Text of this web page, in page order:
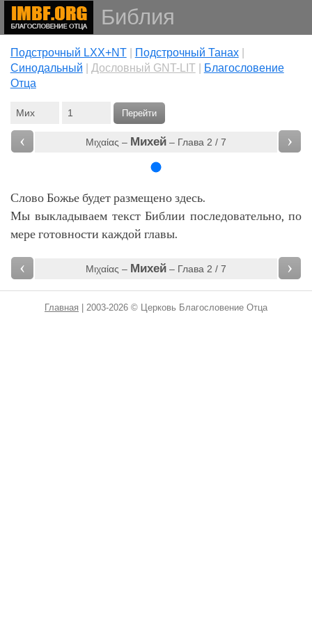
Библия
Подстрочный LXX+NT| Подстрочный Танах|
Cинодальный
Дословный GNT-LIT|
Благословение
Отца
Перейти
‹ Μιχαίας – Михей– Глава 2 / 7 ›
Слово Божье будет размещено здесь.
Мы выкладываем текст Библии последовательно, по
мере готовности каждой главы.
‹ Μιχαίας – Михей– Глава 2 / 7 ›
Главная | 2003-2026 © Церковь Благословение Отца